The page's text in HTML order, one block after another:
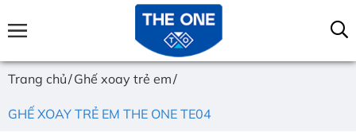
Trang chủ Ghế xoay trẻ em
GHẾ XOAY TRẺ EM THE ONE TE04